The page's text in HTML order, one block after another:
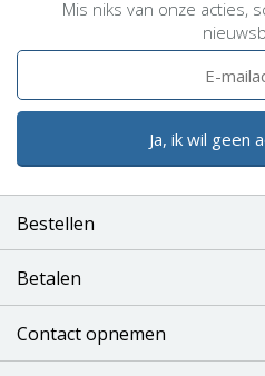
Mis niks van onze acties,
Ja, ik wil geen
Bestellen
Betalen
Contact opnemen